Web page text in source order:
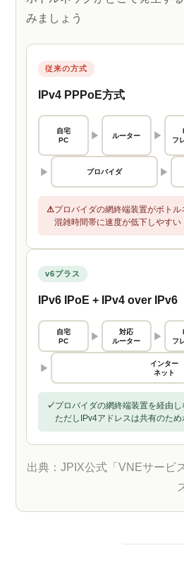
みましょう
従来の方式
IPv4 PPPoE方式
自宅
PC
▶ ルーター ▶
フ
▶ プロバイダ ▶
⚠プロバイダの網終端装置がボト
混雑時間帯に速度が低下しやすい
v6プラス
IPv6 IPoE + IPv4 over IPv6
自宅
PC
▶
対応
ルーター
▶
フ
▶
インター
ネット
✓プロバイダの網終端装置を経由し
ただしIPv4アドレスは共有のため
出典：JPIX公式「VNEサービ